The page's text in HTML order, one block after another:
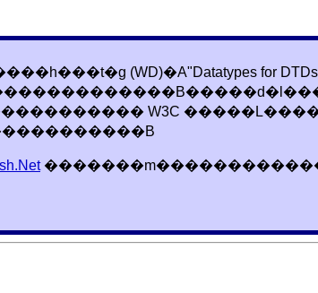
(WD)�A"Datatypes for DTDs
W3C